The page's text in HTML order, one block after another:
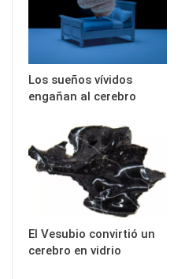
Los sueños vívidos
engañan al cerebro
El Vesubio convirtió un
cerebro en vidrio